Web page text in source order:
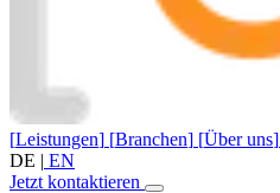
[Leistungen] [Branchen] [Über uns]
DE | EN
Jetzt kontaktieren